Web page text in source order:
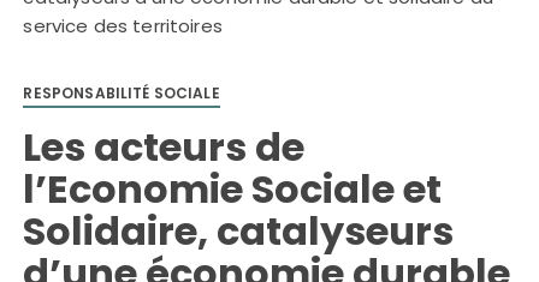
service des territoires
RESPONSABILITÉ SOCIALE
Les acteurs de
l’Economie Sociale et
Solidaire, catalyseurs